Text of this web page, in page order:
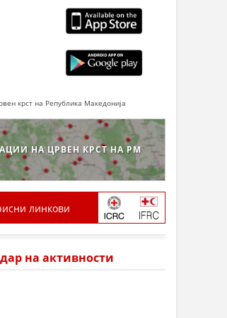
крст на Република Македонија
НА ЦРВЕН КРСТ НА РМ
линкови
на активности